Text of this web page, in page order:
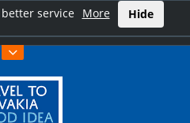
service More Hide